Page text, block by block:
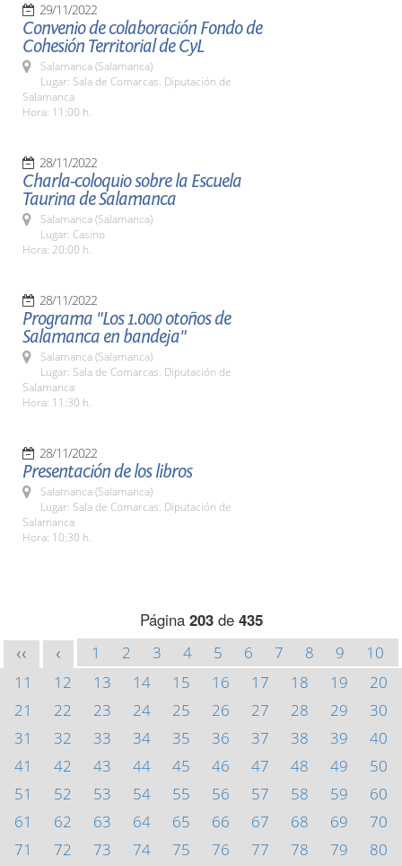
29/11/2022
Convenio de colaboración Fondo de
Cohesión Territorial de CyL
Salamanca (Salamanca)
Lugar: Sala de Comarcas. Diputación de
Salamanca
Hora: 11:00 h.
28/11/2022
Charla-coloquio sobre la Escuela
Taurina de Salamanca
Salamanca (Salamanca)
Lugar: Casino
Hora: 20:00 h.
28/11/2022
Programa "Los 1.000 otoños de
Salamanca en bandeja"
Salamanca (Salamanca)
Lugar: Sala de Comarcas. Diputación de
Salamanca
Hora: 11:30 h.
28/11/2022
Presentación de los libros
Salamanca (Salamanca)
Lugar: Sala de Comarcas. Diputación de
Salamanca
Hora: 10:30 h.
Página 203de 435
<< < 1 2 3 4 5 6 7 8 9
10
11
12 13 14 15 16 17 18 19
20
21
22 23 24 25 26 27 28 29
30
31
32 33 34 35 36 37 38 39
40
41
42 43 44 45 46 47 48 49
50
51
52 53 54 55 56 57 58 59
60
61
62 63 64 65 66 67 68 69
70
71
72 73 74 75 76 77 78 79
80